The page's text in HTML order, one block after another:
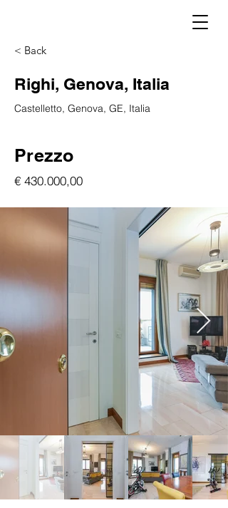
< Back
Righi, Genova, Italia
Castelletto, Genova, GE, Italia
Prezzo
€ 430.000,00